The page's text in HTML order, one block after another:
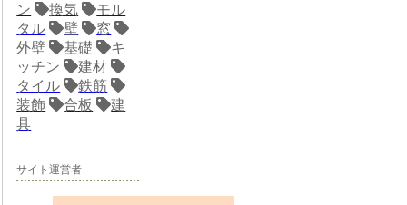
ン
換気
モル
タル
壁
窓
外壁
基礎
キ
ッチン
建材
タイル
鉄筋
装飾
合板
建
具
サイト運営者